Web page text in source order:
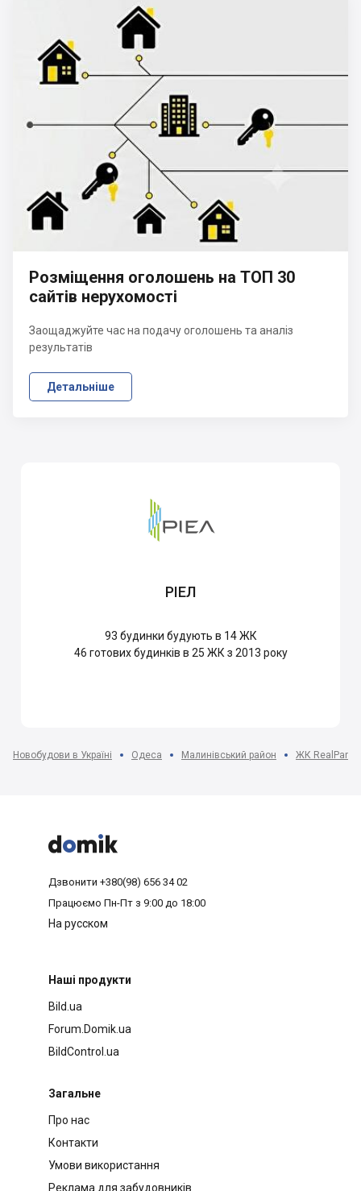
Розміщення оголошень на ТОП 30
сайтів нерухомості
Заощаджуйте час на подачу оголошень та аналіз
результатів
Детальніше
РІЕЛ
93 будинки будують в 14 ЖК
46 готових будинків в 25 ЖК з 2013 року
Новобудови в Україні Одеса Малинівський район ЖК RealPark



Дзвонити +380(98) 656 34 02
Працюємо Пн-Пт з 9:00 до 18:00
На русском
Наші продукти
Bild.ua
Forum.Domik.ua
BildControl.ua
Загальне
Про нас
Контакти
Умови використання
Реклама для забудовників